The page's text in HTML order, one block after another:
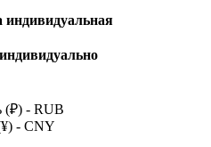
индивидуальная
(₽) - RUB
- CNY